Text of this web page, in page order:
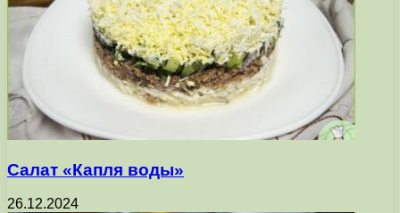
Салат «Капля воды»
26.12.2024